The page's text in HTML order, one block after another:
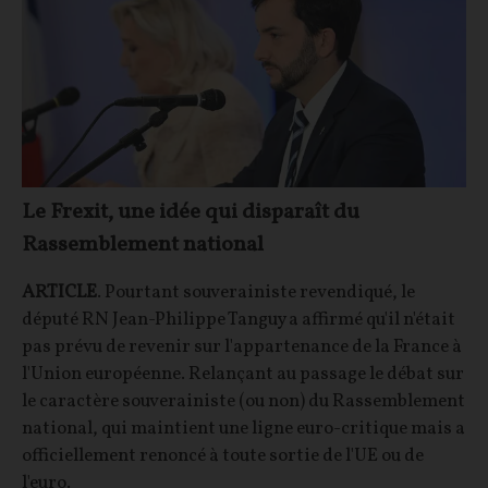
Le Frexit, une idée qui disparaît du
Rassemblement national
ARTICLE. Pourtant souverainiste revendiqué, le
député RN Jean-Philippe Tanguy a affirmé qu'il n'était
pas prévu de revenir sur l'appartenance de la France à
l'Union européenne. Relançant au passage le débat sur
le caractère souverainiste (ou non) du Rassemblement
national, qui maintient une ligne euro-critique mais a
officiellement renoncé à toute sortie de l'UE ou de